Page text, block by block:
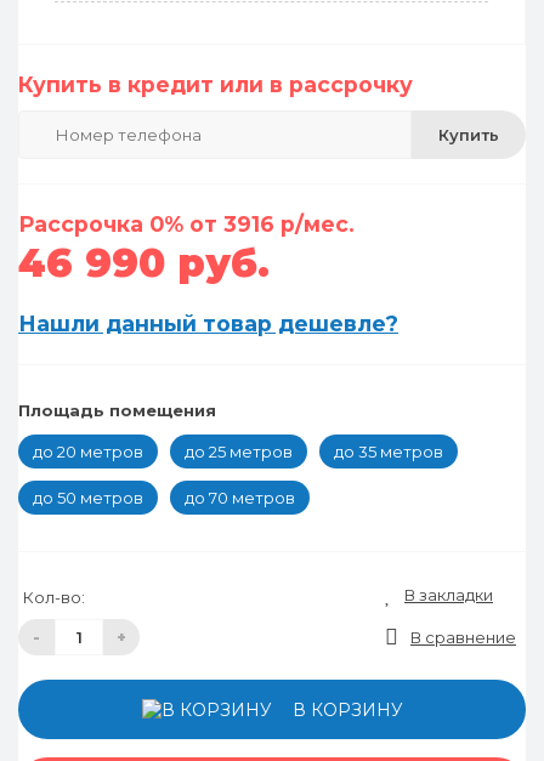
Купить в кредит или в рассрочку
Купить
Рассрочка 0% от 3916 р/мес.
46 990 руб.
Нашли данный товар дешевле?
Площадь помещения
до 20 метров до 25 метров до 35 метров
до 50 метров до 70 метров
Кол-во:
- +
В закладки
В сравнение
В КОРЗИНУ